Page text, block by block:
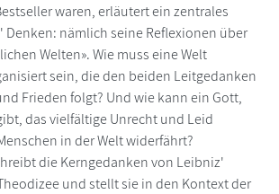
waren, erläutert ein zentrales
Denken: nämlich seine Reflexionen über
Welten». Wie muss eine Welt
sein, die den beiden Leitgedanken
Frieden folgt? Und wie kann ein Gott,
das vielfältige Unrecht und Leid
in der Welt widerfährt?
die Kerngedanken von Leibniz'
und stellt sie in den Kontext der